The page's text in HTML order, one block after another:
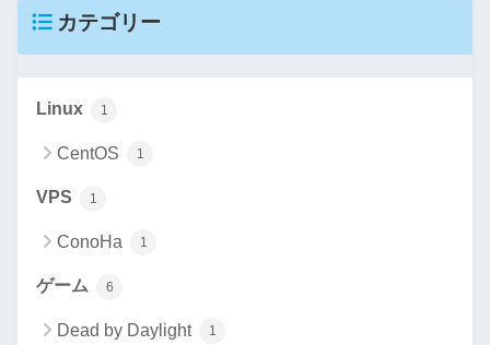
カテゴリー
Linux 1
CentOS 1
VPS 1
ConoHa 1
ゲーム 6
Dead by Daylight 1